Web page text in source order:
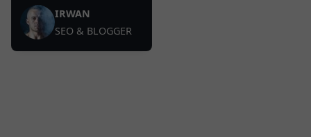
IRWAN
SEO & BLOGGER